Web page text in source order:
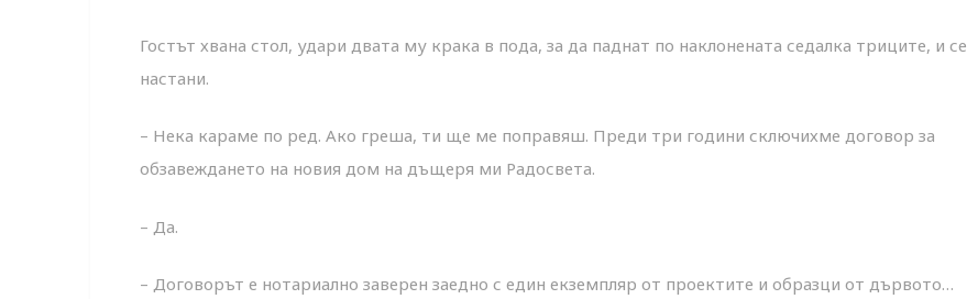
Гостът хвана стол, удари двата му крака в пода, за да паднат по наклонената седалка триците, и се
настани.
– Нека караме по ред. Ако греша, ти ще ме поправяш. Преди три години сключихме договор за
обзавеждането на новия дом на дъщеря ми Радо­света.
– Да.
– Договорът е нотариално заверен заедно с един екземпляр от проектите и образци от дървото…